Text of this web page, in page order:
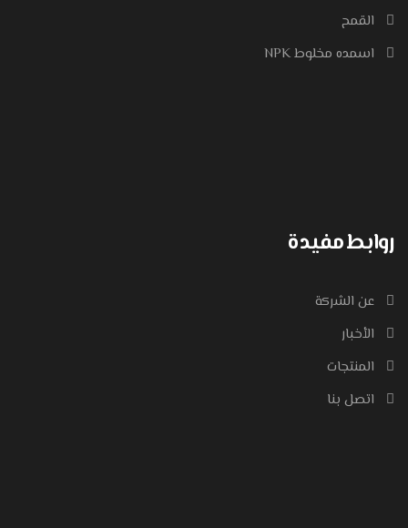
القمح
اسمده مخلوط NPK
روابط مفيدة
عن الشركة
الأخبار
المنتجات
اتصل بنا